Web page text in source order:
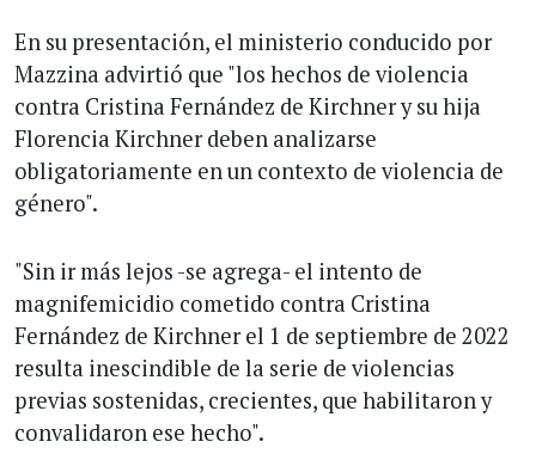
En su presentación, el ministerio conducido por
Mazzina advirtió que "los hechos de violencia
contra Cristina Fernández de Kirchner y su hija
Florencia Kirchner deben analizarse
obligatoriamente en un contexto de violencia de
género".
"Sin ir más lejos -se agrega- el intento de
magnifemicidio cometido contra Cristina
Fernández de Kirchner el 1 de septiembre de 2022
resulta inescindible de la serie de violencias
previas sostenidas, crecientes, que habilitaron y
convalidaron ese hecho".